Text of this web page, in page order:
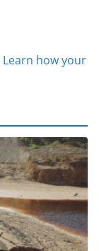
Learn how your